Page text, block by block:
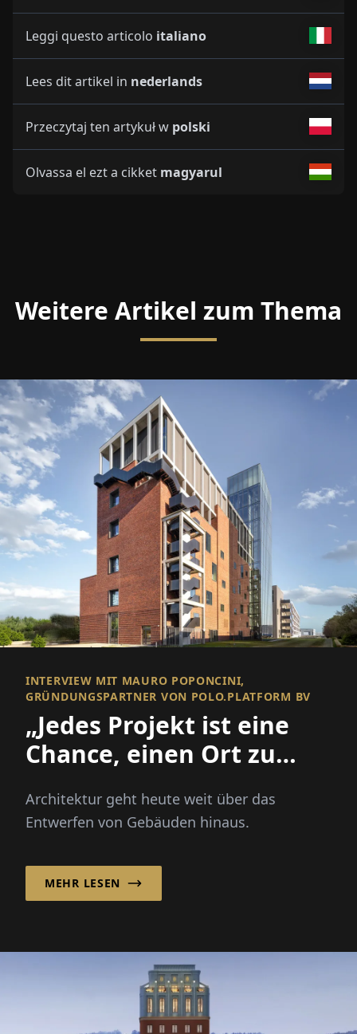
Leggi questo articolo italiano
Lees dit artikel in nederlands
Przeczytaj ten artykuł w polski
Olvassa el ezt a cikket magyarul
Weitere Artikel zum Thema
INTERVIEW MIT MAURO POPONCINI,
GRÜNDUNGSPARTNER VON POLO.PLATFORM BV
„Jedes Projekt ist eine
Chance, einen Ort zu
Gemeinschaft zu
Architektur geht heute weit über das
Entwerfen von Gebäuden hinaus.
MEHR LESEN